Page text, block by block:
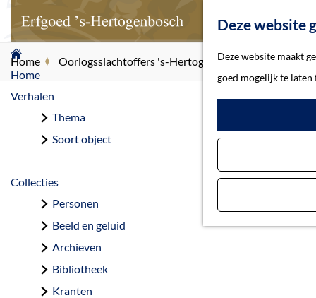
Deze website
Deze website maakt
goed mogelijk te laten
G
a
n
d
Home
Verhalen
Thema
Soort object
Collecties
Personen
Beeld en geluid
Archieven
Bibliotheek
Kranten
Home Oorlogsslachtoffers 's-Hertogenbosch